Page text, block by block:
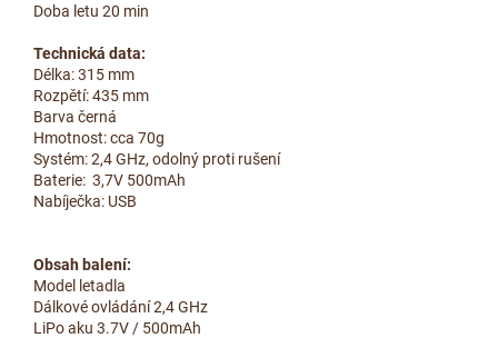
Doba letu 20 min
Technická data:
Délka: 315 mm
Rozpětí: 435 mm
Barva černá
Hmotnost: cca 70g
Systém: 2,4 GHz, odolný proti rušení
Baterie: 3,7V 500mAh
Nabíječka: USB
Obsah balení:
Model letadla
Dálkové ovládání 2,4 GHz
LiPo aku 3.7V / 500mAh